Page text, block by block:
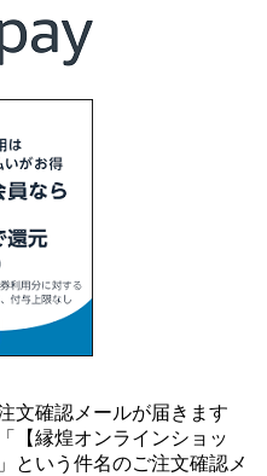
文確認メールが届きます
【縁煌オンラインショッ
という件名のご注文確認メ